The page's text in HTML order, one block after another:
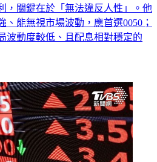
。對此，理財作家施昇輝直言，散
，關鍵在於「無法違反人性」。他
能無視市場波動，應首選0050；
動度較低、且配息相對穩定的